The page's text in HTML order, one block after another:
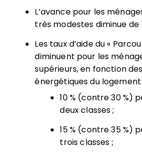
L’avance pour les
très modestes diminue de
Les taux d’aide du «
diminuent pour les
supérieurs, en fonction
énergétiques du logement
10 % (contre 30 %)
deux classes ;
15 % (contre 35 %)
trois classes ;